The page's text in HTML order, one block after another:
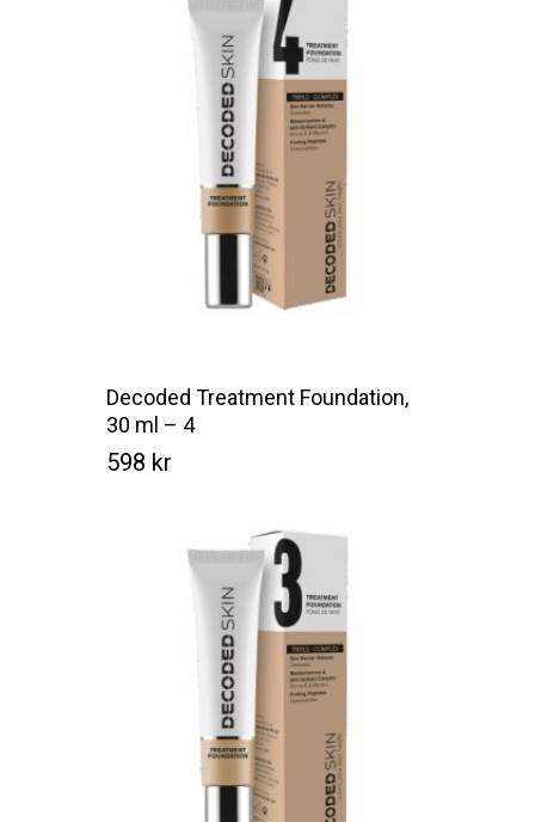
Decoded Treatment Foundation,
30 ml – 4
598 kr